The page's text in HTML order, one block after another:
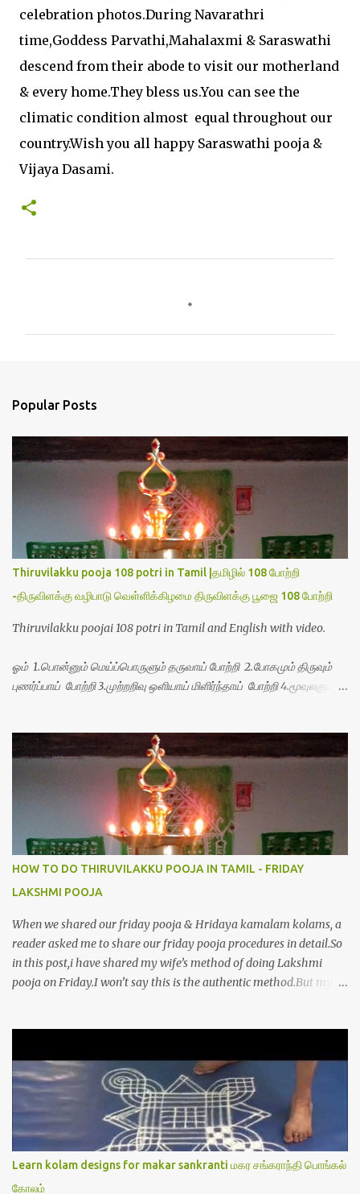
celebration photos.During Navarathri
time,Goddess Parvathi,Mahalaxmi & Saraswathi
descend from their abode to visit our motherland
& every home.They bless us.You can see the
climatic condition almost equal throughout our
country.Wish you all happy Saraswathi pooja &
Vijaya Dasami.
s
Popular Posts
Thiruvilakku pooja 108 potri in Tamil |தமிழில் 108 போற்றி
-திருவிளக்கு வழிபாடு வெள்ளிக்கிழமை திருவிளக்கு பூஜை 108 போற்றி
Thiruvilakku poojai 108 potri in Tamil and English with video.
ஓம் 1.பொன்னும் மெய்ப்பொருளும் தருவாய் போற்றி 2.போகமும் திருவும்
புணர்ப்பாய் போற்றி 3.முற்றறிவு ஒளியாய் மிளிர்ந்தாய் போற்றி 4.மூவுலகும்
8.பிறர்வயமாகா பெரியோய் போற்றி 9.பேரின்பப் பெருக்காய் பொலிந்தாய்
போற்றி 10.பேரருட்கடலாம் பேரரு...
HOW TO DO THIRUVILAKKU POOJA IN TAMIL - FRIDAY
LAKSHMI POOJA
When we shared our friday pooja & Hridaya kamalam kolams, a
reader asked me to share our friday pooja procedures in detail.So
in this post,i have shared my wife’s method of doing Lakshmi
pooja on Friday.I won’t say this is the authentic method.But my
Lakshmi poojai with Thiruvilakku poojai
kolam,Hridayakamalam kolam and thiruvilakku pooja
stotram/slokas along with 108 potri in tamil. i.e Archanai slokam
in Tamil.I have tried my best to explain the pooja procedures.Hope
u will find it helpful.I have attached all the sloka pictures from our
book “ Jayamangala sthothram”. I have also typed the Shodasha
upachara pooja sthothram in Tamil & English. If u want to use
Learn kolam designs for makar sankranti மகர சங்கராந்தி பொங்கல்
கோலம்